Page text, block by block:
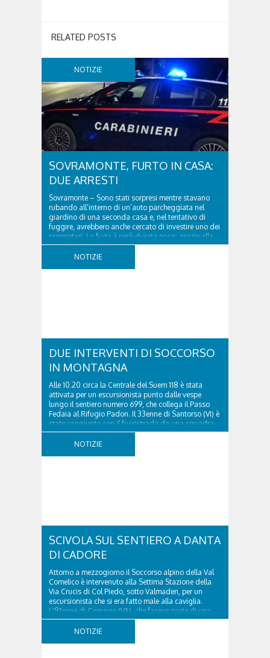
RELATED POSTS
NOTIZIE
SOVRAMONTE, FURTO IN CASA:
DUE ARRESTI
Sovramonte – Sono stati sorpresi mentre stavano
rubando all’interno di un’auto parcheggiata nel
giardino di una seconda casa e, nel tentativo di
fuggire, avrebbero anche cercato di investire uno dei
proprietari. La fuga è però durata poco: grazie alla
tempestiva chiamata al 112 e all’intervento...
NOTIZIE
DUE INTERVENTI DI SOCCORSO
IN MONTAGNA
Alle 10.20 circa la Centrale del Suem 118 è stata
attivata per un escursionista punto dalle vespe
lungo il sentiero numero 699, che collega il Passo
Fedaia al Rifugio Padon. Il 33enne di Santorso (VI) è
stato raggiunto con il fuoristrada da una squadra
del Soccorso alpino della Val Pettorina...
NOTIZIE
SCIVOLA SUL SENTIERO A DANTA
DI CADORE
Attorno a mezzogiorno il Soccorso alpino della Val
Comelico è intervenuto alla Settima Stazione della
Via Crucis di Col Piedo, sotto Valmaden, per un
escursionista che si era fatto male alla caviglia.
L'81enne di Carnago (VA), che faceva parte di una
comitiva e aveva riportato un trauma...
NOTIZIE